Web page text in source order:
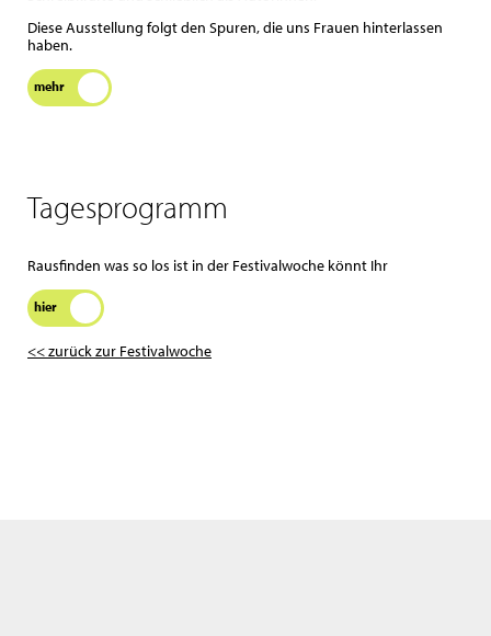
Diese Ausstellung folgt den Spuren, die uns Frauen hinterlassen
haben.
mehr
Tagesprogramm
Rausfinden was so los ist in der Festivalwoche könnt Ihr
hier
<< zurück zur Festivalwoche